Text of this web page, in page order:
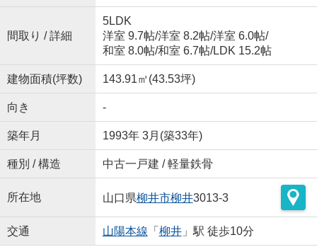
間取り / 詳細
5LDK
洋室 9.7帖/洋室 8.2帖/洋室 6.0帖/
和室 8.0帖/和室 6.7帖/LDK 15.2帖
建物面積(坪数) 143.91㎡(43.53坪)
向き -
築年月 1993年 3月(築33年)
種別 / 構造 中古一戸建 / 軽量鉄骨
所在地 山口県柳井市柳井3013-3
交通 山陽本線 「 柳井」駅 徒歩10分